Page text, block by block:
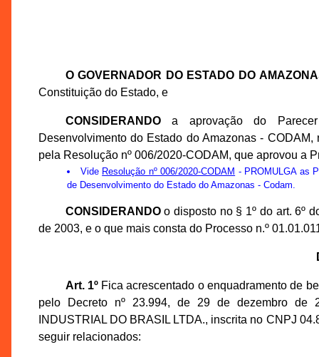
O GOVERNADOR DO ESTADO DO
Constituição do Estado, e
CONSIDERANDOa aprovação do Parecer
Desenvolvimento do Estado do Amazonas -
pela Resolução nº 006/2020-CODAM, que aprovou a
Vide Resolução nº 006/2020-CODAM - PROMULGA as
de Desenvolvimento do Estado do Amazonas - Codam.
CONSIDERANDOo disposto no § 1º do art. 6º
de 2003, e o que mais consta do Processo n.º
Art. 1ºFica acrescentado o enquadramento de
pelo Decreto nº 23.994, de 29 de dezembro de
INDUSTRIAL DO BRASIL LTDA., inscrita no CNPJ
seguir relacionados: